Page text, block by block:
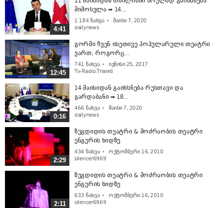
4:41
მიმოსვლა ➡ 14...
1 184 ნახვა
მაისი 7, 2020
dailynews
12:45
გორში ჩვენ ისეთივე პოპულარული თეატრი
ვართ, როგორც...
741 ნახვა
ივნისი 25, 2017
Tv-Radio.Trialeti
0:16
14 მაისიდან გაიხსნება რუსთავი და
გარდაბანი ➡ 18...
466 ნახვა
მაისი 7, 2020
dailynews
2:29
ზუგდიდის თეატრი & მოძრაობის თეატრი
ენგურის ხიდზე
434 ნახვა
ოქტომბერი 16, 2010
silencer6969
2:11
ზუგდიდის თეატრი & მოძრაობის თეატრი
ენგურის ხიდზე
633 ნახვა
ოქტომბერი 16, 2010
silencer6969